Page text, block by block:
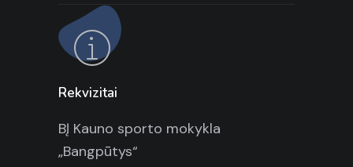
Rekvizitai
BĮ Kauno sporto mokykla
„Bangpūtys“